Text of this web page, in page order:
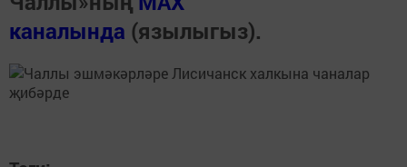
каналында (язылыгыз).